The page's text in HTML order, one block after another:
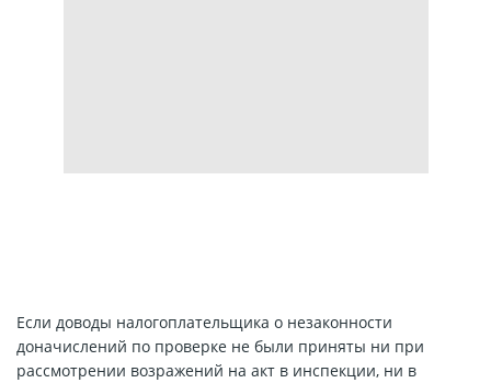
Если доводы налогоплательщика о незаконности
доначислений по проверке не были приняты ни при
рассмотрении возражений на акт в инспекции, ни в